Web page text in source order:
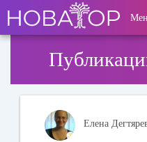
основному
содержанию
User
account
Елена